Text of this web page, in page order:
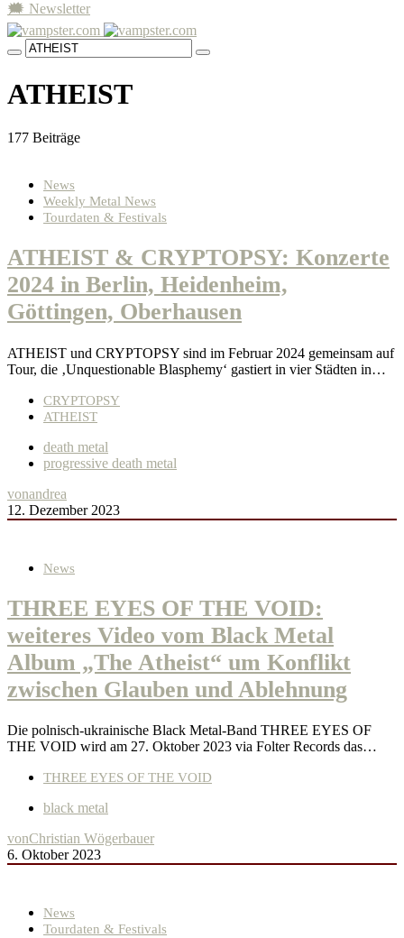
🗯 Newsletter
ATHEIST
177 Beiträge
News
Weekly Metal News
Tourdaten & Festivals
ATHEIST & CRYPTOPSY: Konzerte
2024 in Berlin, Heidenheim,
Göttingen, Oberhausen
ATHEIST und CRYPTOPSY sind im Februar 2024 gemeinsam auf
Tour, die ‚Unquestionable Blasphemy‘ gastiert in vier Städten in…
CRYPTOPSY
ATHEIST
death metal
progressive death metal
vonandrea
12. Dezember 2023
News
THREE EYES OF THE VOID:
weiteres Video vom Black Metal
Album „The Atheist“ um Konflikt
zwischen Glauben und Ablehnung
Die polnisch-ukrainische Black Metal-Band THREE EYES OF
THE VOID wird am 27. Oktober 2023 via Folter Records das…
THREE EYES OF THE VOID
black metal
vonChristian Wögerbauer
6. Oktober 2023
News
Tourdaten & Festivals